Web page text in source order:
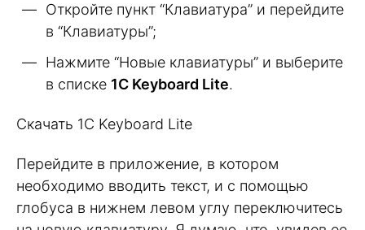
Откройте пункт “Клавиатура” и перейдите
в “Клавиатуры”;
Нажмите “Новые клавиатуры” и выберите
в списке 1C Keyboard Lite.
Скачать 1C Keyboard Lite
Перейдите в приложение, в котором
необходимо вводить текст, и с помощью
глобуса в нижнем левом углу переключитесь